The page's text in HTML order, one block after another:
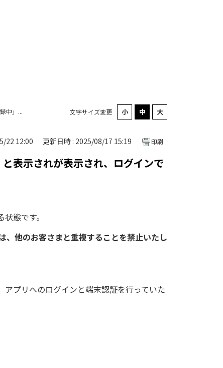
文字サイズ変更
中」...
22 12:00 更新日時 : 2025/08/17 15:19 印刷
表示されが表示され、ログインで
態です。
、他のお客さまと重複することを禁止いたし
プリへのログインと端末認証を行っていた